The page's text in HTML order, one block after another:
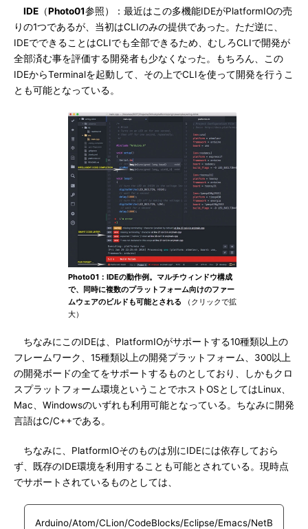
IDE （Photo01参照）：最近はこの多機能IDEがPlatformIOの売
りの1つであるが、当初はCLIのみの提供であった。ただ逆に、
IDEでできることはCLIでも全部できるため、むしろCLIで開発が
全部済む事を評価する開発者も少なくなった。もちろん、この
IDEからTerminalを起動して、その上でCLIを使って開発を行うこ
とも可能となっている。
Photo01：IDEの動作例。マルチウィンドウ構成
で、同時に複数のプラットフォーム向けのファー
ムウェアのビルドも可能とされる （クリックで拡
大）
ちなみにこのIDEは、PlatformIOがサポートする10種類以上の
フレームワーク、15種類以上の開発プラットフォーム、300以上
の開発ボードの全てをサポートするものとしており、しかもクロ
スプラットフォーム環境ということでホストOSとしてはLinux、
Mac、Windowsのいずれも利用可能となっている。ちなみに開発
言語はC/C++である。
ちなみに、PlatformIOそのものは別にIDEには依存しておら
ず、既存のIDE環境を利用することも可能とされている。現時点
でサポートされているものとしては、
Arduino/Atom/CLion/CodeBlocks/Eclipse/Emacs/NetB